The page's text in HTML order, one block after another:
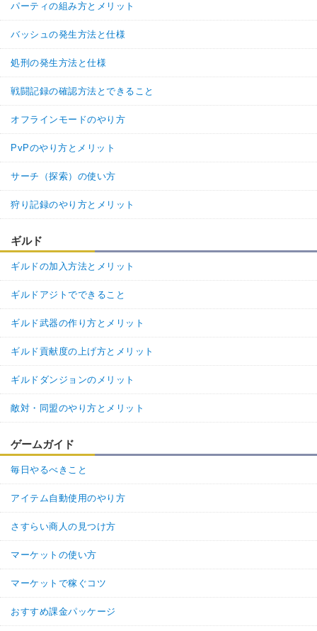
パーティの組み方とメリット
バッシュの発生方法と仕様
処刑の発生方法と仕様
戦闘記録の確認方法とできること
オフラインモードのやり方
PvPのやり方とメリット
サーチ（探索）の使い方
狩り記録のやり方とメリット
ギルド
ギルドの加入方法とメリット
ギルドアジトでできること
ギルド武器の作り方とメリット
ギルド貢献度の上げ方とメリット
ギルドダンジョンのメリット
敵対・同盟のやり方とメリット
ゲームガイド
毎日やるべきこと
アイテム自動使用のやり方
さすらい商人の見つけ方
マーケットの使い方
マーケットで稼ぐコツ
おすすめ課金パッケージ